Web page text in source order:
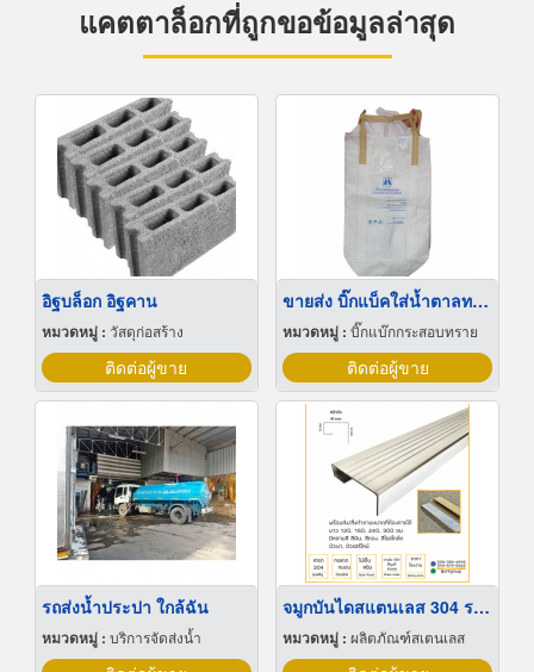
แคตตาล็อกที่ถูกขอข้อมูลล่าสุด
อิฐบล็อก อิฐคาน
หมวดหมู่ : วัสดุก่อสร้าง
ติดต่อผู้ขาย
ขายส่ง บิ๊กแบ็คใส่น้ำตาลทราย สมุทรปราการ
หมวดหมู่ : บิ๊กแบ๊กกระสอบทราย
ติดต่อผู้ขาย
รถส่งน้ำประปา ใกล้ฉัน
หมวดหมู่ : บริการจัดส่งน้ำ
จมูกบันไดสแตนเลส 304 ราคาโรงงาน
หมวดหมู่ : ผลิตภัณฑ์สเตนเลส